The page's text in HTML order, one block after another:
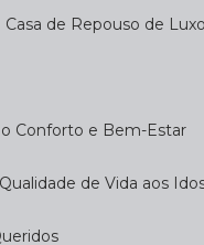
Casa de Repouso de
o Conforto e Bem-Estar
de Vida aos